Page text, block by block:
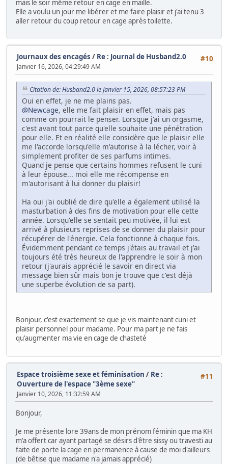
mais le soir même retour en cage en maille.
Elle a voulu un jour me libérer et me faire plaisir et j'ai tenu 3
aller retour du coup retour en cage après toilette.
#10
Journaux des encagés / Re : Journal de Husband2.0
Janvier 16, 2026, 04:29:49 AM
Citation de: Husband2.0 le Janvier 15, 2026, 08:57:23 PM
Oui en effet, je ne me plains pas.
@Newcage, elle me fait plaisir en effet, mais pas
comme on pourrait le penser. Lorsque j'ai un orgasme,
c'est avant tout parce qu'elle souhaite une pénétration
pour elle. Et en réalité elle considère que le plaisir elle
me l'accorde lorsqu'elle m'autorise à la lécher, voir à
simplement profiter de ses parfums intimes.
Quand je pense que certains hommes refusent le cuni
à leur épouse... moi elle me récompense en
m'autorisant à lui donner du plaisir!
Ha oui j'ai oublié de dire qu'elle a également utilisé la
masturbation à des fins de motivation pour elle cette
année. Lorsqu'elle se sentait peu motivée, il lui est
arrivé à plusieurs reprises de se donner du plaisir pour
récupérer de l'énergie. Cela fonctionne à chaque fois.
Évidemment pendant ce temps j'étais au travail et j'ai
toujours été très heureux de l'apprendre le soir à mon
retour (j'aurais apprécié le savoir en direct via
message bien sûr mais bon je trouve que c'est déjà
une superbe évolution de sa part).
Bonjour, c'est exactement se que je vis maintenant cuni et
plaisir personnel pour madame. Pour ma part je ne fais
qu'augmenter ma vie en cage de chasteté
#11
Espace troisième sexe et féminisation / Re :
Ouverture de l'espace "3ème sexe"
Janvier 10, 2026, 11:32:59 AM
Bonjour,
Je me présente lore 39ans de mon prénom féminin que ma KH
m'a offert car ayant partagé se désirs d'être sissy ou travesti au
faite de porte la cage en permanence à cause de moi d'ailleurs
(de bêtise que madame n'a jamais apprécié)